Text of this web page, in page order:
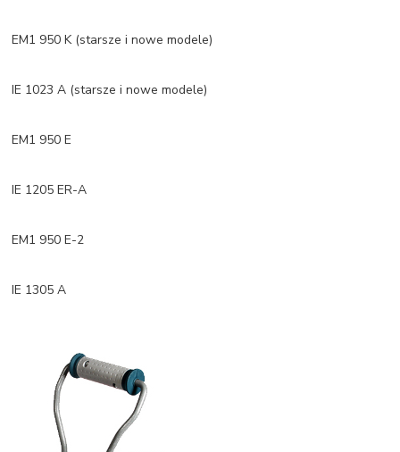
EM1 950 K (starsze i nowe modele)
IE 1023 A (starsze i nowe modele)
EM1 950 E
IE 1205 ER-A
EM1 950 E-2
IE 1305 A